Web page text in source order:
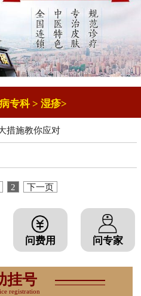
专科>湿疹>
措施教你应对
2 下一页
问费用 问专家
挂号
registration